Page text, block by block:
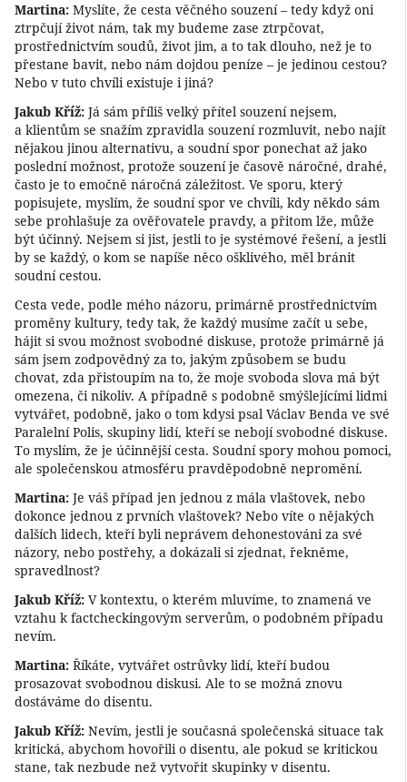
Martina: Myslíte, že cesta věčného souzení – tedy když oni
ztrpčují život nám, tak my budeme zase ztrpčovat,
prostřednictvím soudů, život jim, a to tak dlouho, než je to
přestane bavit, nebo nám dojdou peníze – je jedinou cestou?
Nebo v tuto chvíli existuje i jiná?
Jakub Kříž: Já sám příliš velký přítel souzení nejsem,
a klientům se snažím zpravidla souzení rozmluvit, nebo najít
nějakou jinou alternativu, a soudní spor ponechat až jako
poslední možnost, protože souzení je časově náročné, drahé,
často je to emočně náročná záležitost. Ve sporu, který
popisujete, myslím, že soudní spor ve chvíli, kdy někdo sám
sebe prohlašuje za ověřovatele pravdy, a přitom lže, může
být účinný. Nejsem si jist, jestli to je systémové řešení, a jestli
by se každý, o kom se napíše něco ošklivého, měl bránit
soudní cestou.
Cesta vede, podle mého názoru, primárně prostřednictvím
proměny kultury, tedy tak, že každý musíme začít u sebe,
hájit si svou možnost svobodné diskuse, protože primárně já
sám jsem zodpovědný za to, jakým způsobem se budu
chovat, zda přistoupím na to, že moje svoboda slova má být
omezena, či nikoliv. A případně s podobně smýšlejícími lidmi
vytvářet, podobně, jako o tom kdysi psal Václav Benda ve své
Paralelní Polis, skupiny lidí, kteří se nebojí svobodné diskuse.
To myslím, že je účinnější cesta. Soudní spory mohou pomoci,
ale společenskou atmosféru pravděpodobně nepromění.
Martina: Je váš případ jen jednou z mála vlaštovek, nebo
dokonce jednou z prvních vlaštovek? Nebo víte o nějakých
dalších lidech, kteří byli neprávem dehonestováni za své
názory, nebo postřehy, a dokázali si zjednat, řekněme,
spravedlnost?
Jakub Kříž: V kontextu, o kterém mluvíme, to znamená ve
vztahu k factcheckingovým serverům, o podobném případu
nevím.
Martina: Říkáte, vytvářet ostrůvky lidí, kteří budou
prosazovat svobodnou diskusi. Ale to se možná znovu
dostáváme do disentu.
Jakub Kříž: Nevím, jestli je současná společenská situace tak
kritická, abychom hovořili o disentu, ale pokud se kritickou
stane, tak nezbude než vytvořit skupinky v disentu.